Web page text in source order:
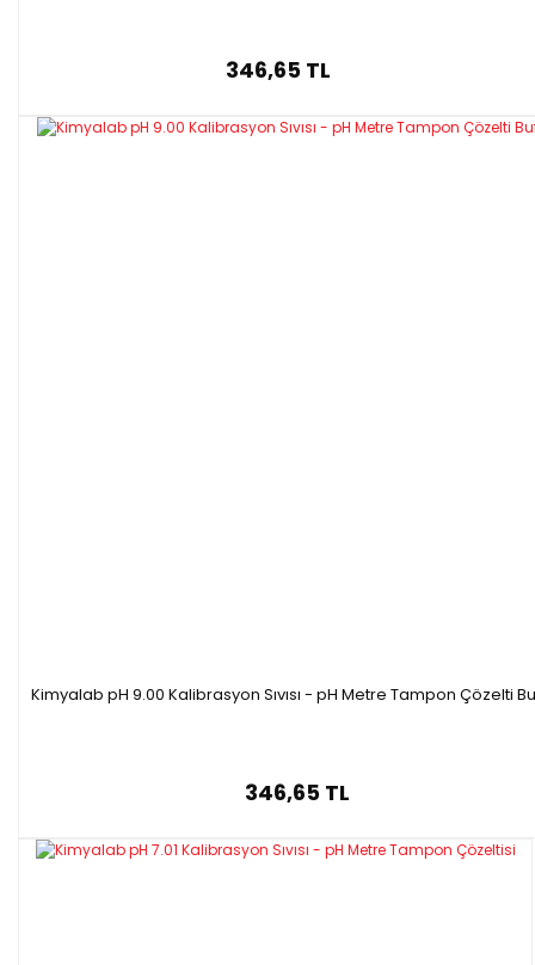
346,65 TL
Kimyalab pH 9.00 Kalibrasyon Sıvısı - pH Metre Tampon Çözelti
346,65 TL